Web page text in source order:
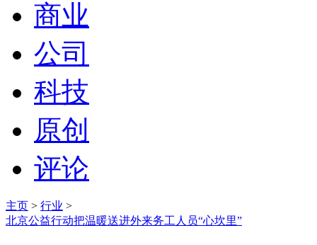
商业
公司
科技
原创
评论
主页 > 行业 >
北京公益行动把温暖送进外来务工人员“心坎里”